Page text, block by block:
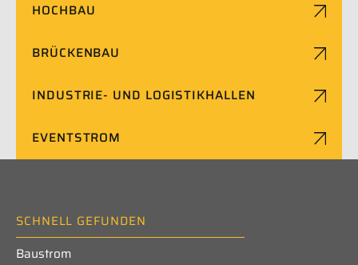
HOCHBAU
BRÜCKENBAU
INDUSTRIE- UND LOGISTIKHALLEN
EVENTSTROM
SCHNELL GEFUNDEN
Baustrom